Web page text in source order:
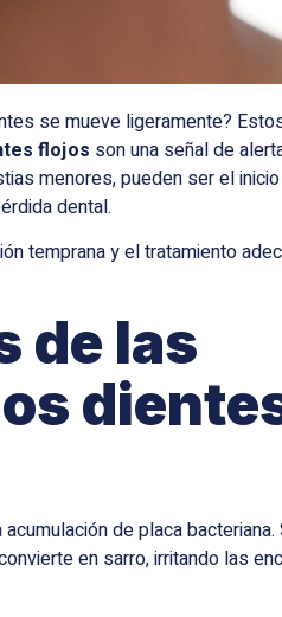
se mueve ligeramente?
flojos son una señal de
menores, pueden ser el
dental.
temprana y el tratamiento
de las
de placa bacteriana.
en sarro, irritando las